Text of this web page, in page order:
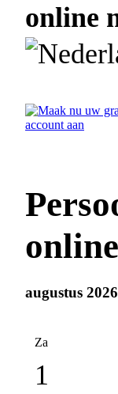
online
augustus 2026
Za
1